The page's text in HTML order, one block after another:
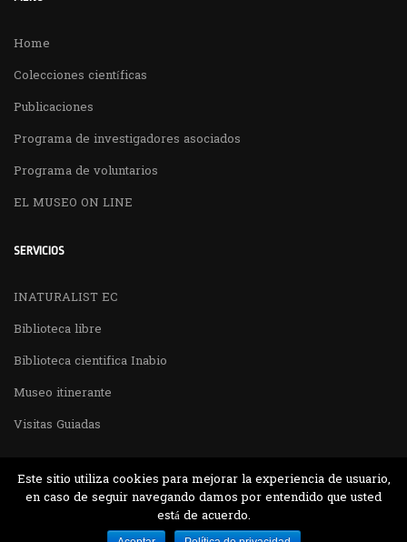
Home
Colecciones científicas
Publicaciones
Programa de investigadores asociados
Programa de voluntarios
EL MUSEO ON LINE
SERVICIOS
INATURALIST EC
Biblioteca libre
Biblioteca cientifica Inabio
Museo itinerante
Visitas Guiadas
Desarrollado por MJTEC.
Este sitio utiliza cookies para mejorar la experiencia de usuario,
en caso de seguir navegando damos por entendido que usted
está de acuerdo.